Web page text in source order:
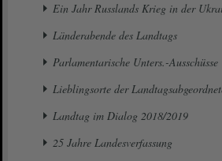
Ein Jahr Russlands Krieg in der
Länderabende des Landtags
Parlamentarische Unters.-Ausschüsse
Lieblingsorte der
Landtag im Dialog 2018/2019
25 Jahre Landesverfassung